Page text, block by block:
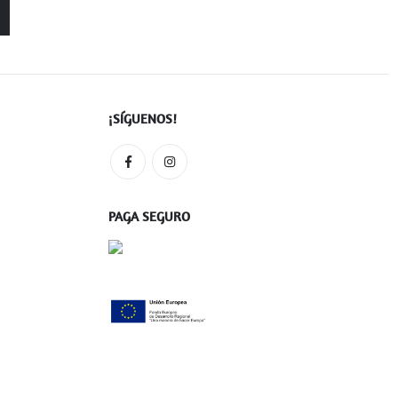
¡SÍGUENOS!
PAGA SEGURO